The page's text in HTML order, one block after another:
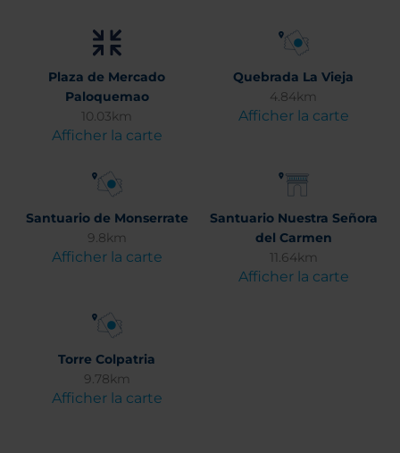
Plaza de Mercado
Paloquemao
10.03km
Afficher la carte
Quebrada La Vieja
4.84km
Afficher la carte
Santuario de Monserrate
9.8km
Afficher la carte
Santuario Nuestra Señora
del Carmen
11.64km
Afficher la carte
Torre Colpatria
9.78km
Afficher la carte